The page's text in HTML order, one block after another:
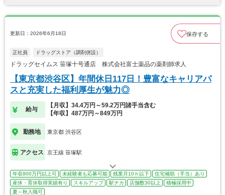
更新日：2026年6月18日 保存する
正社員 ドラッグストア（調剤併設）
ドラッグセイムス 笹塚十号通店 株式会社富士薬品の薬剤師求人
【東京都渋谷区】年間休日117日！豊富なキャリアパ
スと充実した福利厚生が魅力◎
給与
【月収】34.4万円～59.2万円諸手当含む
【年収】487万円～849万円
勤務地 東京都 渋谷区
アクセス 京王線 笹塚駅
年収800万円以上可 未経験者も応募可能 残業月10ｈ以下
住宅補助（手当）あり
産休・育休取得実績有り
スキルアップ 駅チカ 店舗数30以上
積極採用中
夏～秋入職可